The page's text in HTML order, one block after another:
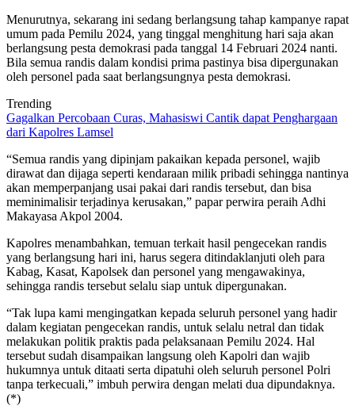
Menurutnya, sekarang ini sedang berlangsung tahap kampanye rapat
umum pada Pemilu 2024, yang tinggal menghitung hari saja akan
berlangsung pesta demokrasi pada tanggal 14 Februari 2024 nanti.
Bila semua randis dalam kondisi prima pastinya bisa dipergunakan
oleh personel pada saat berlangsungnya pesta demokrasi.
Trending
Gagalkan Percobaan Curas, Mahasiswi Cantik dapat Penghargaan
dari Kapolres Lamsel
“Semua randis yang dipinjam pakaikan kepada personel, wajib
dirawat dan dijaga seperti kendaraan milik pribadi sehingga nantinya
akan memperpanjang usai pakai dari randis tersebut, dan bisa
meminimalisir terjadinya kerusakan,” papar perwira peraih Adhi
Makayasa Akpol 2004.
Kapolres menambahkan, temuan terkait hasil pengecekan randis
yang berlangsung hari ini, harus segera ditindaklanjuti oleh para
Kabag, Kasat, Kapolsek dan personel yang mengawakinya,
sehingga randis tersebut selalu siap untuk dipergunakan.
“Tak lupa kami mengingatkan kepada seluruh personel yang hadir
dalam kegiatan pengecekan randis, untuk selalu netral dan tidak
melakukan politik praktis pada pelaksanaan Pemilu 2024. Hal
tersebut sudah disampaikan langsung oleh Kapolri dan wajib
hukumnya untuk ditaati serta dipatuhi oleh seluruh personel Polri
tanpa terkecuali,” imbuh perwira dengan melati dua dipundaknya.
(*)